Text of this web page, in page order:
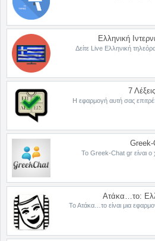
Ελληνική
Δείτε Live Ελληνική
7
Η εφαρμογή αυτή σας
Το Greek-Chat gr είναι ο
Ατάκα…το:
Το Ατάκα…το είναι μια